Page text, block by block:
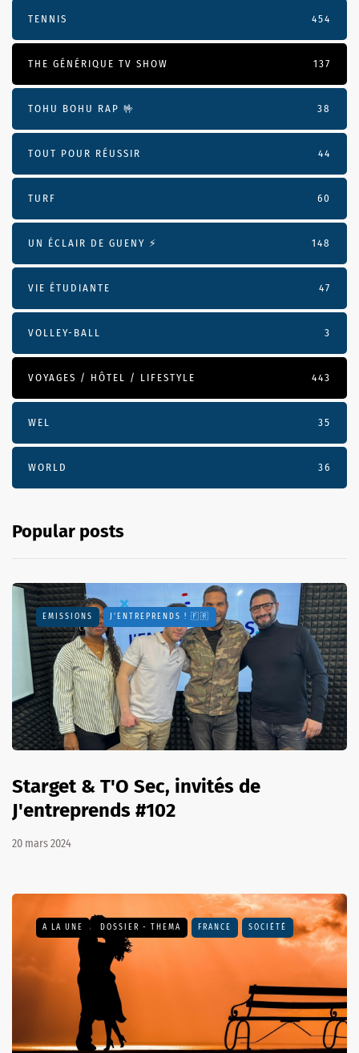
TENNIS 454
THE GÉNÉRIQUE TV SHOW 137
TOHU BOHU RAP 🤟 38
TOUT POUR RÉUSSIR 44
TURF 60
UN ÉCLAIR DE GUENY ⚡️ 148
VIE ÉTUDIANTE 47
VOLLEY-BALL 3
VOYAGES / HÔTEL / LIFESTYLE 443
WEL 35
WORLD 36
Popular posts
EMISSIONS J'ENTREPRENDS ! 🇫🇷
Starget & T'O Sec, invités de
J'entreprends #102
20 mars 2024
A LA UNE DOSSIER - THEMA FRANCE SOCIÉTÉ